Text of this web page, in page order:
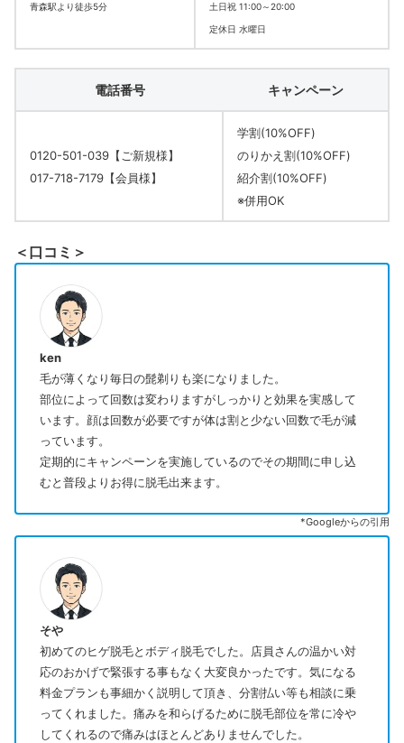
青森駅より徒歩5分 土日祝 11:00～20:00
定休日 水曜日
電話番号 キャンペーン
0120-501-039【ご新規様】
017-718-7179【会員様】
学割(10%OFF)
のりかえ割(10%OFF)
紹介割(10%OFF)
※併用OK
＜口コミ＞
ken
毛が薄くなり毎日の髭剃りも楽になりました。
部位によって回数は変わりますがしっかりと効果を実感して
います。顔は回数が必要ですが体は割と少ない回数で毛が減
っています。
定期的にキャンペーンを実施しているのでその期間に申し込
むと普段よりお得に脱毛出来ます。
*Googleからの引用
そや
初めてのヒゲ脱毛とボディ脱毛でした。店員さんの温かい対
応のおかげで緊張する事もなく大変良かったです。気になる
料金プランも事細かく説明して頂き、分割払い等も相談に乗
ってくれました。痛みを和らげるために脱毛部位を常に冷や
してくれるので痛みはほとんどありませんでした。